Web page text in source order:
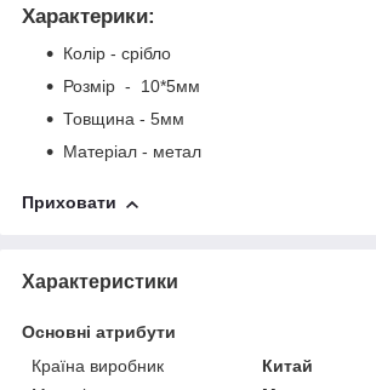
Характерики:
Колір - срібло
Розмір - 10*5мм
Товщина - 5мм
Матеріал - метал
Приховати
Характеристики
Основні атрибути
Країна виробник
Китай